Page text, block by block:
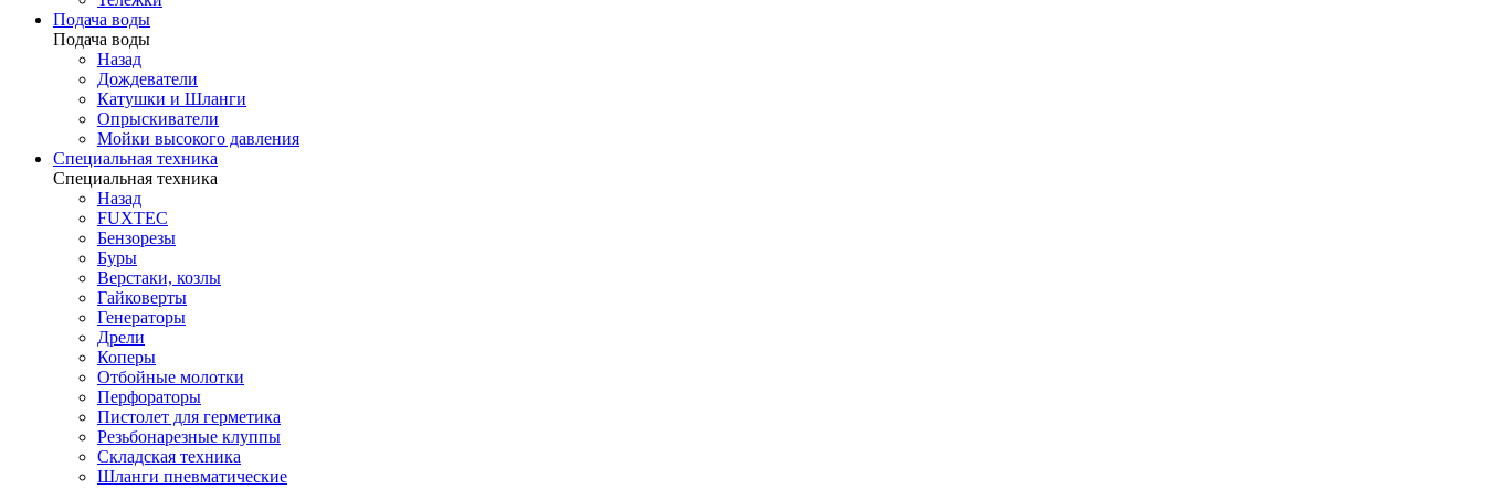
Подача воды
Подача воды
Назад
Дождеватели
Катушки и Шланги
Опрыскиватели
Мойки высокого давления
Специальная техника
Специальная техника
Назад
FUXTEC
Бензорезы
Буры
Верстаки, козлы
Гайковерты
Генераторы
Дрели
Коперы
Отбойные молотки
Перфораторы
Пистолет для герметика
Резьбонарезные клуппы
Складская техника
Шланги пневматические